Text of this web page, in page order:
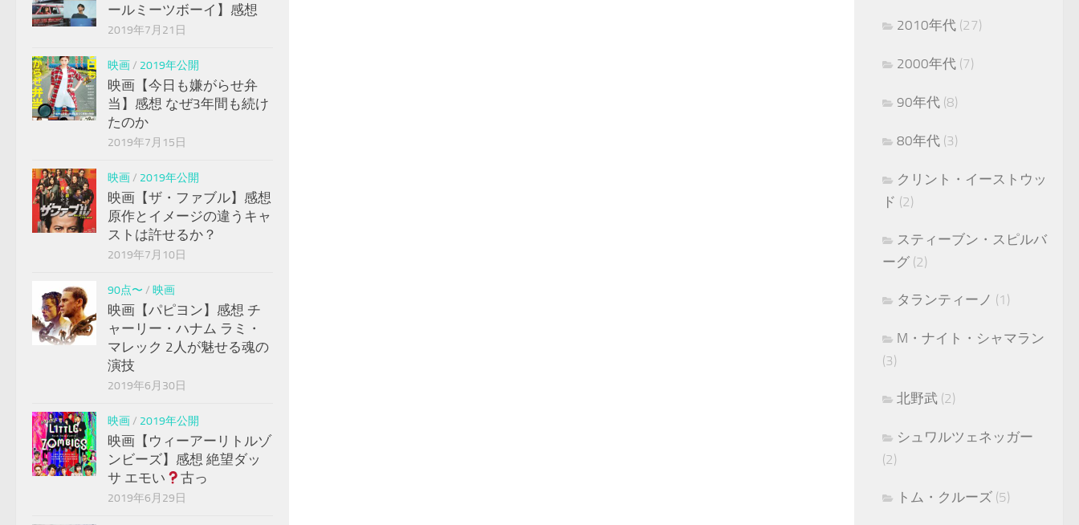
ールミーツボーイ】感想
2019年7月21日
映画/ 2019年公開
映画【今日も嫌がらせ弁
当】感想 なぜ3年間も続け
たのか
2019年7月15日
映画/ 2019年公開
映画【ザ・ファブル】感想
原作とイメージの違うキャ
ストは許せるか？
2019年7月10日
90点〜 / 映画
映画【パピヨン】感想 チ
ャーリー・ハナム ラミ・
マレック 2人が魅せる魂の
演技
2019年6月30日
映画/ 2019年公開
映画【ウィーアーリトルゾ
ンビーズ】感想 絶望ダッ
サ エモい
古っ
2019年6月29日
2010年代 (27)
2000年代 (7)
90年代 (8)
80年代 (3)
クリント・イーストウッ
ド (2)
スティーブン・スピルバ
ーグ (2)
タランティーノ (1)
M・ナイト・シャマラン
(3)
北野武 (2)
シュワルツェネッガー
(2)
トム・クルーズ (5)